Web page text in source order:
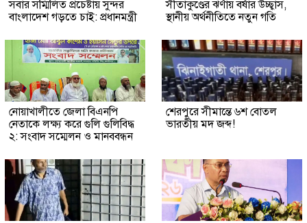
সবার সম্মিলিত প্রচেষ্টায় সুন্দর
বাংলাদেশ গড়তে চাই: প্রধানমন্ত্রী
সীতাকুণ্ডের ঝর্ণায় বর্ষার উচ্ছ্বাস,
স্থানীয় অর্থনীতিতে নতুন গতি
নোয়াখালীতে জেলা বিএনপি
নেতাকে লক্ষ্য করে গুলি গুলিবিদ্ধ
২: সংবাদ সম্মেলন ও মানববন্ধন
শেরপুরে সীমান্তে ৬শ বোতল
ভারতীয় মদ জব্দ!